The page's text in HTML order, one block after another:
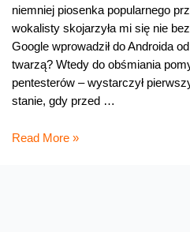
niemniej piosenka popularnego
wokalisty skojarzyła mi się nie
Google wprowadził do Androida
twarzą? Wtedy do obśmiania
pentesterów – wystarczył
stanie, gdy przed …
Uśmiechnij
Read More »